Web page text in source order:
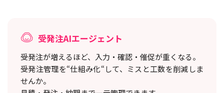
受発注AIエージェント
受発注が増えるほど、入力・確認・催促が重くなる。
受発注管理を“仕組み化“して、ミスと工数を削減しま
せんか。